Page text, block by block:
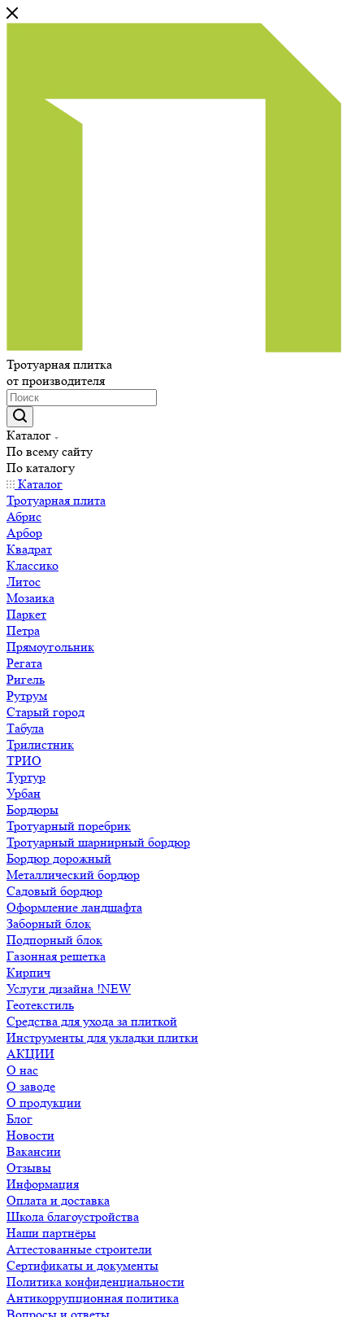
Тротуарная плитка
от производителя
Каталог
По всему сайту
По каталогу
Каталог
Тротуарная плита
Абрис
Арбор
Квадрат
Классико
Литос
Мозаика
Паркет
Петра
Прямоугольник
Регата
Ригель
Рутрум
Старый город
Табула
Трилистник
ТРИО
Туртур
Урбан
Бордюры
Тротуарный поребрик
Тротуарный шарнирный бордюр
Бордюр дорожный
Металлический бордюр
Садовый бордюр
Оформление ландшафта
Заборный блок
Подпорный блок
Газонная решетка
Кирпич
Услуги дизайна !NEW
Геотекстиль
Средства для ухода за плиткой
Инструменты для укладки плитки
АКЦИИ
О нас
О заводе
О продукции
Блог
Новости
Вакансии
Отзывы
Информация
Оплата и доставка
Школа благоустройства
Наши партнёры
Аттестованные строители
Сертификаты и документы
Политика конфиденциальности
Антикоррупционная политика